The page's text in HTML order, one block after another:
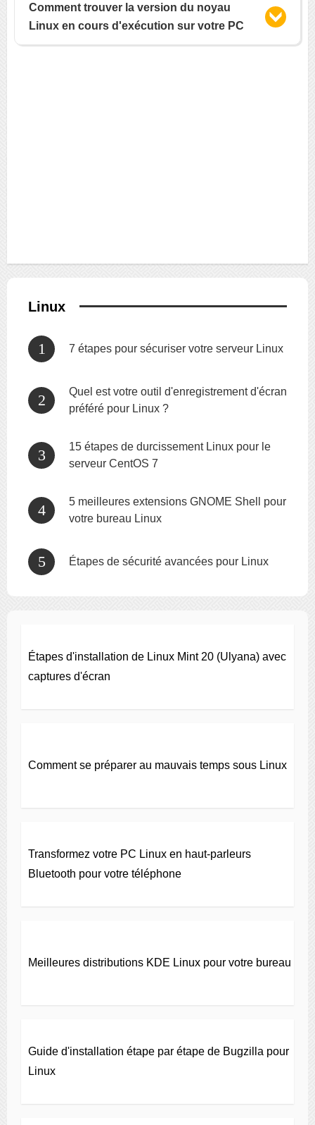
Comment trouver la version du noyau
Linux en cours d'exécution sur votre PC
Linux
7 étapes pour sécuriser votre serveur Linux
Quel est votre outil d'enregistrement d'écran
préféré pour Linux ?
15 étapes de durcissement Linux pour le
serveur CentOS 7
5 meilleures extensions GNOME Shell pour
votre bureau Linux
Étapes de sécurité avancées pour Linux
Étapes d'installation de Linux Mint 20 (Ulyana) avec
captures d'écran
Comment se préparer au mauvais temps sous Linux
Transformez votre PC Linux en haut-parleurs
Bluetooth pour votre téléphone
Meilleures distributions KDE Linux pour votre bureau
Guide d'installation étape par étape de Bugzilla pour
Linux